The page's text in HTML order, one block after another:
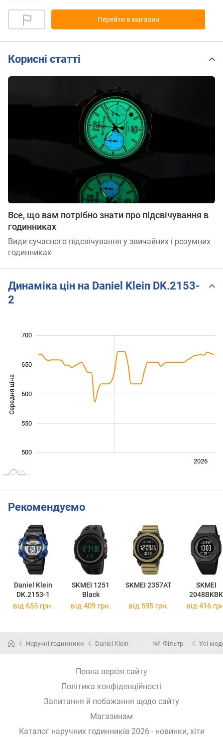
Перейти в магазин
Корисні статті
Все, що вам потрібно знати про підсвічування в
годинниках
Види сучасного підсвічування у звичайних і розумних
годинниках
Динаміка цін на Daniel Klein DK.2153-
2
Середня ціна 540
500
600
700
650
550
2026
Рекомендуємо
Daniel Klein
DK.2153-1
SKMEI 1251
Black
SKMEI 2357AT
SKMEI
2048BKBK
від 655 грн. від 409 грн. від 595 грн. від 416
Наручні годинники Daniel Klein Фільтр Усі
Повна версія сайту
Політика конфіденційності
Запитання й побажання щодо сайту
Магазинам
Каталог наручних годинників 2026 - новинки, хіти